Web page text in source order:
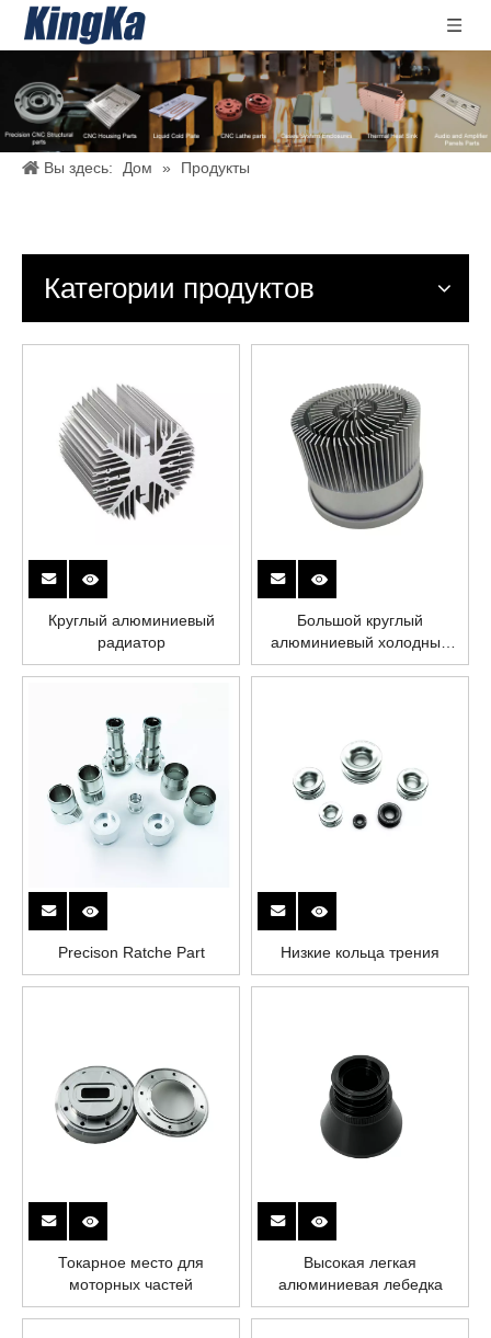
Вы здесь: Дом » Продукты
Категории продуктов
Круглый алюминиевый
радиатор
Большой круглый
алюминиевый холодный
кованый радиатор
Precison Ratche Part Низкие кольца трения
Токарное место для
моторных частей
Высокая легкая
алюминиевая лебедка